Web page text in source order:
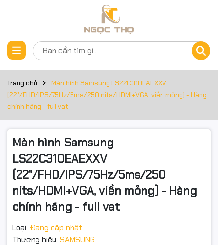
Trang chủ
Màn hình Samsung LS22C310EAEXXV
(22"/FHD/IPS/75Hz/5ms/250 nits/HDMI+VGA, viền mỏng) - Hàng
chính hãng - full vat
Màn hình Samsung
LS22C310EAEXXV
(22"/FHD/IPS/75Hz/5ms/250
nits/HDMI+VGA, viền mỏng) - Hàng
chính hãng - full vat
Loại: Đang cập nhật
Thương hiệu: SAMSUNG
Thông số kỹ thuật
Thông số sản phẩm
Kích thước: 22 inch
Tấm nền: IPS
Tần số quét: 75Hz
Độ sáng: 250 cd/m2
Tỉ lệ tương phản: 1000:1
Hỗ trợ dải màu: 16.7 triệu màu
Thời gian phản hồi: 5ms
Đặt trước sản phẩm